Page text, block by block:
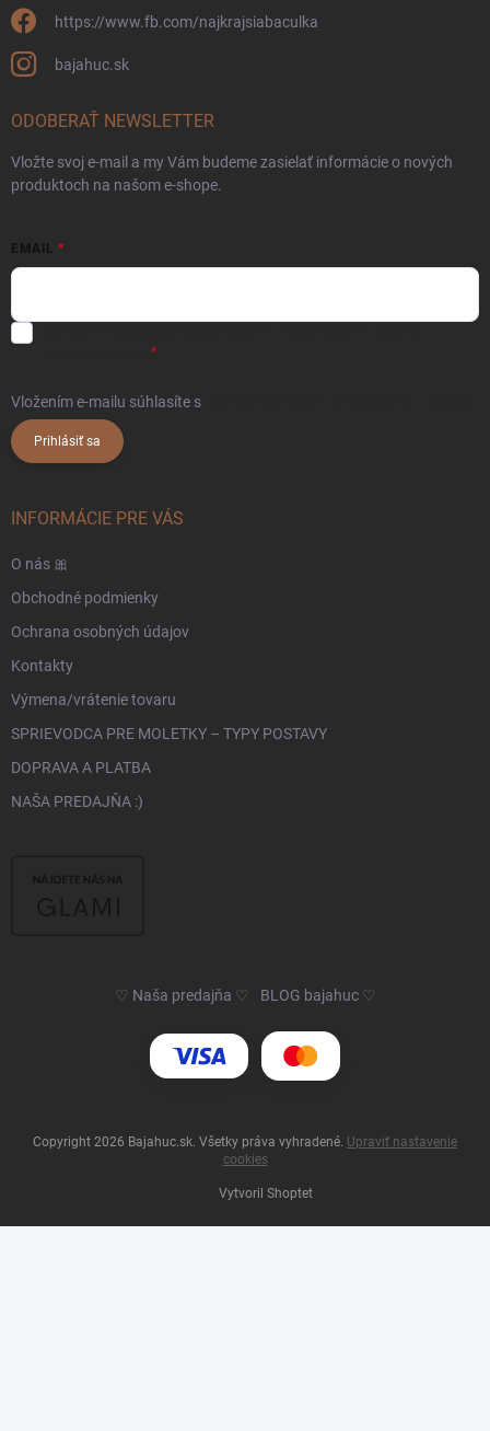
https://www.fb.com/najkrajsiabaculka
bajahuc.sk
ODOBERAŤ NEWSLETTER
Vložte svoj e-mail a my Vám budeme zasielať informácie o nových
produktoch na našom e-shope.
EMAIL
Vložením e-mailu súhlasíte s
Prihlásiť sa
INFORMÁCIE PRE VÁS
O nás 🎀
Obchodné podmienky
Ochrana osobných údajov
Kontakty
Výmena/vrátenie tovaru
SPRIEVODCA PRE MOLETKY – TYPY POSTAVY
DOPRAVA A PLATBA
NAŠA PREDAJŇA :)
♡ Naša predajňa ♡ BLOG bajahuc ♡
Vytvoril Shoptet
Copyright 2026 Bajahuc.sk . Všetky práva vyhradené. Upraviť nastavenie
cookies